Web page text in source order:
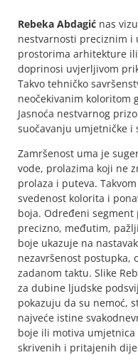
Rebeka Abdagić nas
nestvarnosti preciznim i
prostorima arhitekture
doprinosi uvjerljivom
Takvo tehničko
neočekivanim koloritom
Jasnoća nestvarnog
suočavanju umjetničke i
Zamršenost uma je
vode, prolazima koji ne
prolaza i puteva.
svedenost kolorita i
boja. Određeni
precizno, međutim,
boje ukazuje na
nezavršenost
zadanom taktu. Slike
za dubine ljudske
pokazuju da su nemoć,
najveće istine
boje ili motiva
skrivenih i pritajenih